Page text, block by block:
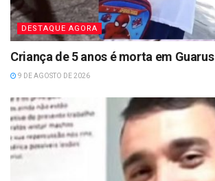
DESTAQUE AGORA
Criança de 5 anos é morta em Guarus
9 DE AGOSTO DE 2026